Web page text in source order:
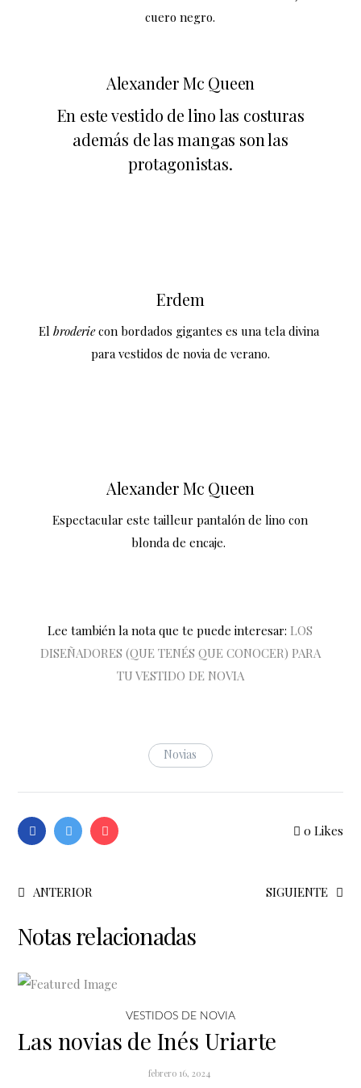
cuero negro.
Alexander Mc Queen
En este vestido de lino las costuras
además de las mangas son las
protagonistas.
Erdem
El broderiecon bordados gigantes es una tela divina
para vestidos de novia de verano.
Alexander Mc Queen
Espectacular este tailleur pantalón de lino con
blonda de encaje.
Lee también la nota que te puede interesar: LOS
DISEÑADORES (QUE TENÉS QUE CONOCER) PARA
TU VESTIDO DE NOVIA
Novias
0 Likes
ANTERIOR SIGUIENTE
Notas relacionadas
VESTIDOS DE NOVIA
Las novias de Inés Uriarte
febrero 16, 2024